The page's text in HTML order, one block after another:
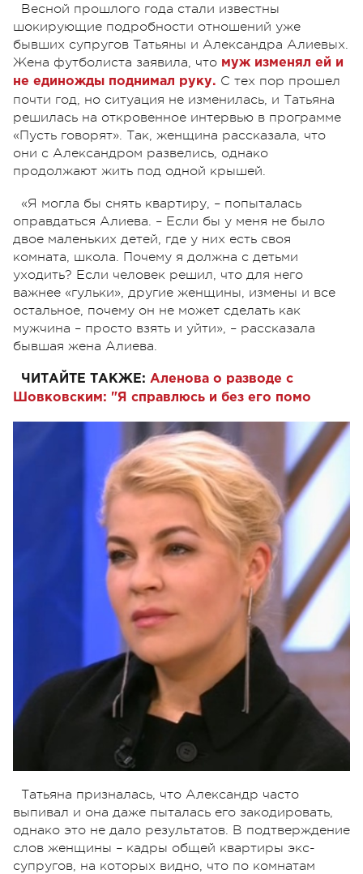
Весной прошлого года стали известны
шокирующие подробности отношений уже
бывших супругов Татьяны и Александра Алиевых.
Жена футболиста заявила, что муж изменял ей и
не единожды поднимал руку. С тех пор прошел
почти год, но ситуация не изменилась, и Татьяна
решилась на откровенное интервью в программе
«Пусть говорят». Так, женщина рассказала, что
они с Александром развелись, однако
продолжают жить под одной крышей.
«Я могла бы снять квартиру, – попыталась
оправдаться Алиева. – Если бы у меня не было
двое маленьких детей, где у них есть своя
комната, школа. Почему я должна с детьми
уходить? Если человек решил, что для него
важнее «гульки», другие женщины, измены и все
остальное, почему он не может сделать как
мужчина – просто взять и уйти», – рассказала
бывшая жена Алиева.
ЧИТАЙТЕ ТАКЖЕ: Аленова о разводе с
Шовковским: "Я справлюсь и без его помо
Татьяна призналась, что Александр часто
выпивал и она даже пыталась его закодировать,
однако это не дало результатов. В подтверждение
слов женщины – кадры общей квартиры экс-
супругов, на которых видно, что по комнатам